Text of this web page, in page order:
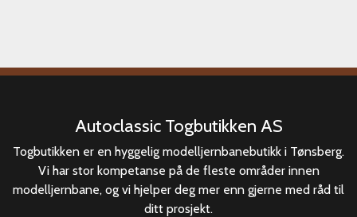
Autoclassic Togbutikken AS
Togbutikken er en hyggelig modelljernbanebutikk i Tønsberg.
Vi har stor kompetanse på de fleste områder innen
modelljernbane, og vi hjelper deg mer enn gjerne med råd til
ditt prosjekt.